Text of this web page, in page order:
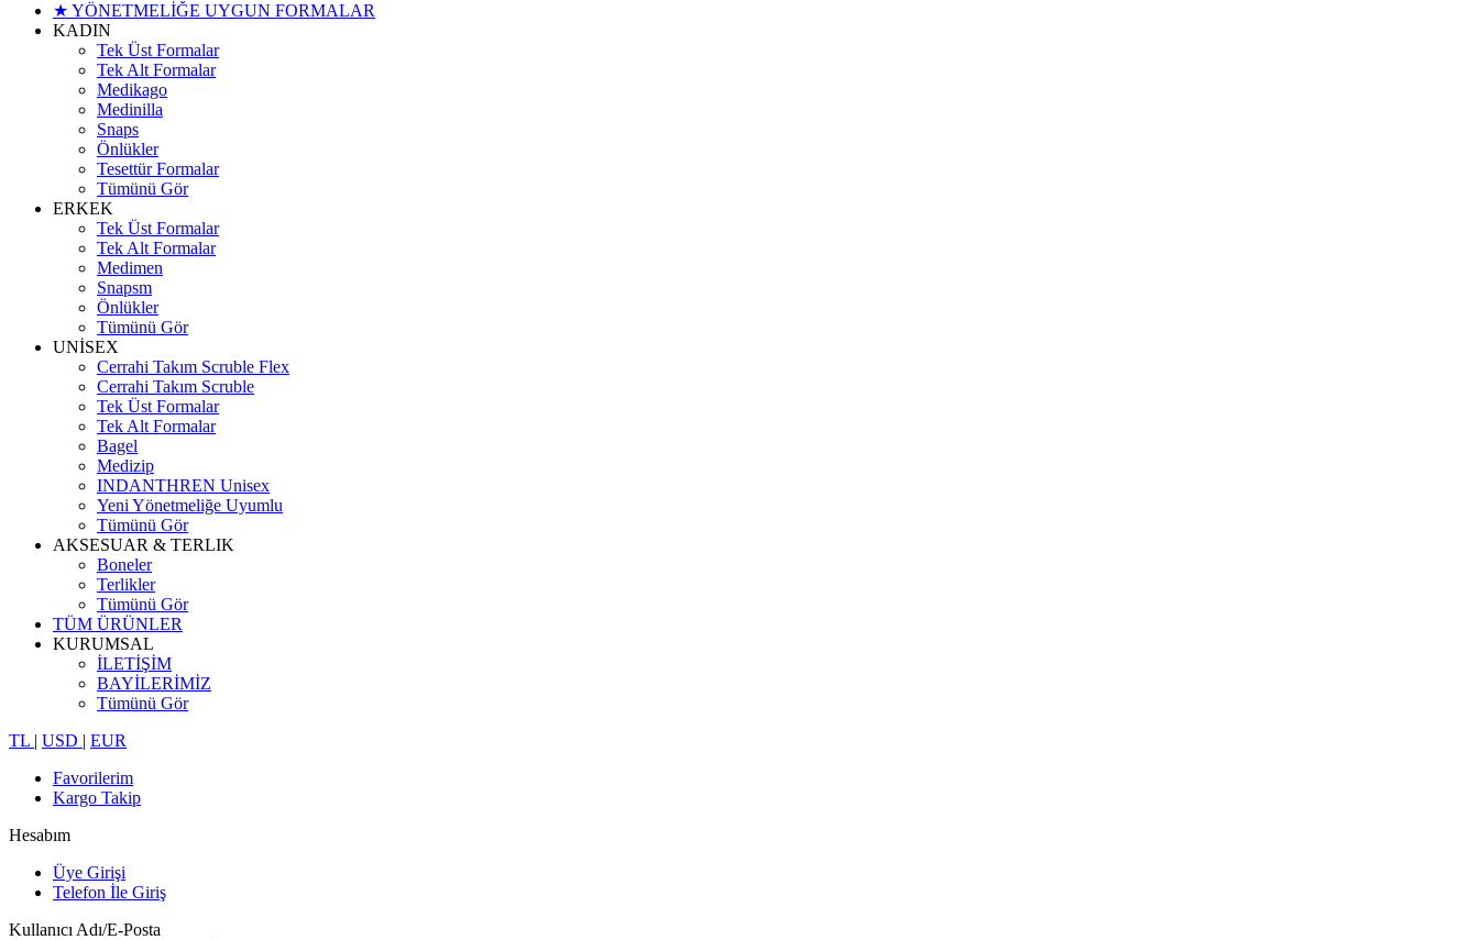
★ YÖNETMELİĞE UYGUN FORMALAR
KADIN
Tek Üst Formalar
Tek Alt Formalar
Medikago
Medinilla
Snaps
Önlükler
Tesettür Formalar
Tümünü Gör
ERKEK
Tek Üst Formalar
Tek Alt Formalar
Medimen
Snapsm
Önlükler
Tümünü Gör
UNİSEX
Cerrahi Takım Scruble Flex
Cerrahi Takım Scruble
Tek Üst Formalar
Tek Alt Formalar
Bagel
Medizip
INDANTHREN Unisex
Yeni Yönetmeliğe Uyumlu
Tümünü Gör
AKSESUAR & TERLIK
Boneler
Terlikler
Tümünü Gör
TÜM ÜRÜNLER
KURUMSAL
İLETİŞİM
BAYİLERİMİZ
Tümünü Gör
TL | USD | EUR
Favorilerim
Kargo Takip
Hesabım
Üye Girişi
Telefon İle Giriş
Kullanıcı Adı/E-Posta